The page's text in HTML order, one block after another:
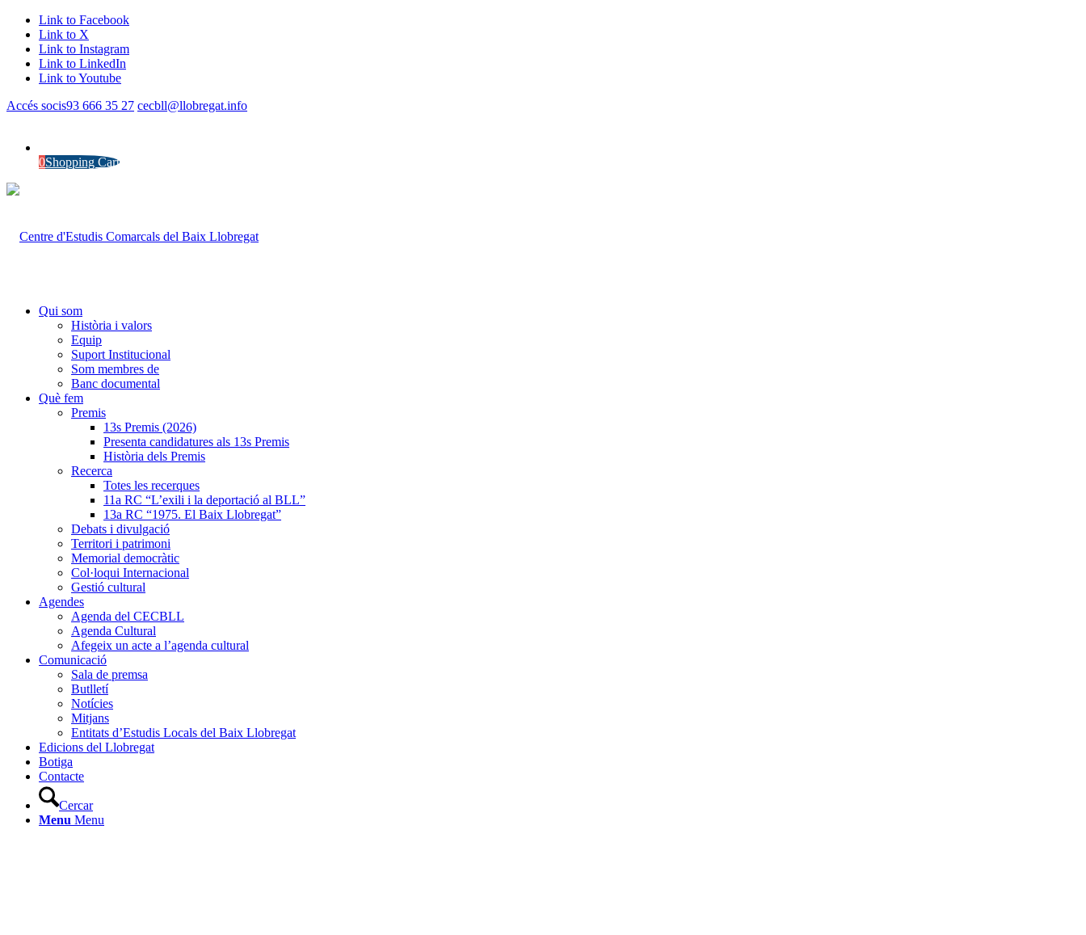
Link to Facebook
Link to X
Link to Instagram
Link to LinkedIn
Link to Youtube
Accés socis93 666 35 27 cecbll@llobregat.info
0Shopping Cart
Qui som
Història i valors
Equip
Suport Institucional
Som membres de
Banc documental
Què fem
Premis
13s Premis (2026)
Presenta candidatures als 13s Premis
Història dels Premis
Recerca
Totes les recerques
11a RC “L’exili i la deportació al BLL”
13a RC “1975. El Baix Llobregat”
Debats i divulgació
Territori i patrimoni
Memorial democràtic
Col·loqui Internacional
Gestió cultural
Agendes
Agenda del CECBLL
Agenda Cultural
Afegeix un acte a l’agenda cultural
Comunicació
Sala de premsa
Butlletí
Notícies
Mitjans
Entitats d’Estudis Locals del Baix Llobregat
Edicions del Llobregat
Botiga
Contacte
Cercar
Menu Menu